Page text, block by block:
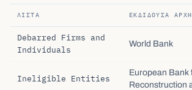
ΛΊΣΤΑ ΕΚΔΊΔΟΥΣΑ ΑΡΧΉ
Debarred Firms and
Individuals
World Bank
Ineligible Entities
European Bank
Reconstruction